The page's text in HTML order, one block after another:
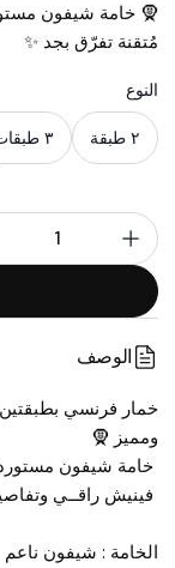
🧕 خامة شيفون
مُتقنة تفرّق بجد ✨
النوع
Choose a size
٢ طبقة ٣ طبقات
1
الوصف
ومميز 🧕
خامة شيفون
فينيش راقــي
الخامة : شيفون ناعم